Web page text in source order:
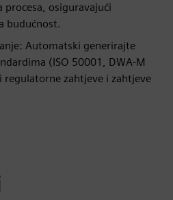
procesa, osiguravajući
budućnost.
Automatski generirajte
(ISO 50001, DWA‑M
zahtjeve i zahtjeve